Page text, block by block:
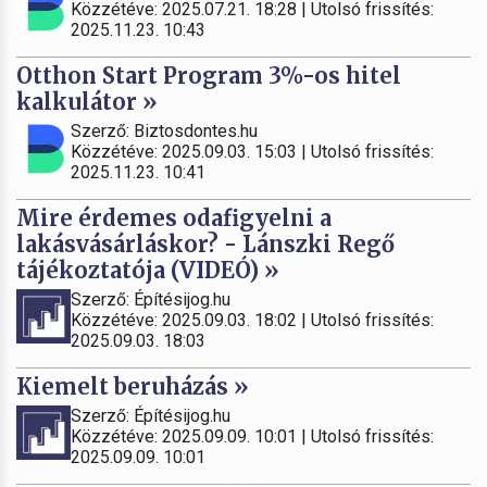
Közzétéve: 2025.07.21. 18:28 | Utolsó frissítés:
2025.11.23. 10:43
Otthon Start Program 3%-os hitel
kalkulátor »
Szerző: Biztosdontes.hu
Közzétéve: 2025.09.03. 15:03 | Utolsó frissítés:
2025.11.23. 10:41
Mire érdemes odafigyelni a
lakásvásárláskor? - Lánszki Regő
tájékoztatója (VIDEÓ) »
Szerző: Építésijog.hu
Közzétéve: 2025.09.03. 18:02 | Utolsó frissítés:
2025.09.03. 18:03
Kiemelt beruházás »
Szerző: Építésijog.hu
Közzétéve: 2025.09.09. 10:01 | Utolsó frissítés:
2025.09.09. 10:01